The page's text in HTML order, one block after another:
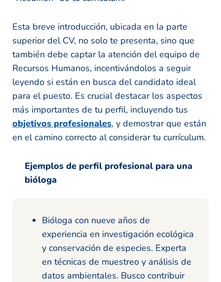
Esta breve introducción, ubicada en la parte
superior del CV, no solo te presenta, sino que
también debe captar la atención del equipo de
Recursos Humanos, incentivándolos a seguir
leyendo si están en busca del candidato ideal
para el puesto. Es crucial destacar los aspectos
más importantes de tu perfil, incluyendo tus
objetivos profesionales, y demostrar que están
en el camino correcto al considerar tu currículum.
Ejemplos de perfil profesional para una
bióloga
Bióloga con nueve años de
experiencia en investigación ecológica
y conservación de especies. Experta
en técnicas de muestreo y análisis de
datos ambientales. Busco contribuir